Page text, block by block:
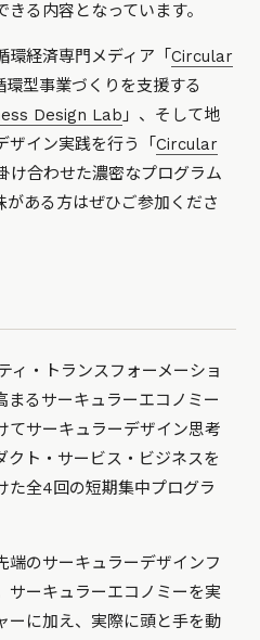
る内容となっています。
環経済専門メディア「Circular
環型事業づくりを支援する
Design Lab 」、そして地
ザイン実践を行う「Circular
け合わせた濃密なプログラム
がある方はぜひご参加くださ
ィ・トランスフォーメーショ
まるサーキュラーエコノミー
てサーキュラーデザイン思考
クト・サービス・ビジネスを
た全4回の短期集中プログラ
端のサーキュラーデザインフ
サーキュラーエコノミーを実
ーに加え、実際に頭と手を動